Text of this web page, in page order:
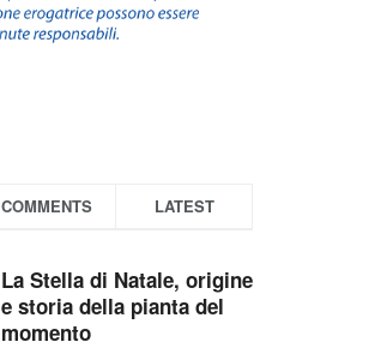
COMMENTS LATEST
La Stella di Natale, origine
e storia della pianta del
momento